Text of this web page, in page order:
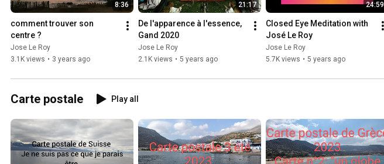
8:36
comment trouver son
centre ?
Jose Le Roy
3.1K views • 3 years ago
21:17
De l'apparence à l'essence,
Gand 2020
Jose Le Roy
2.1K views • 5 years ago
24:59
Closed Eye Meditation with
José Le Roy
Jose Le Roy
5.7K views • 5 years ago
Carte postale Play all